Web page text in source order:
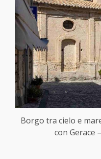
Borgo tra cielo e
con Gerace